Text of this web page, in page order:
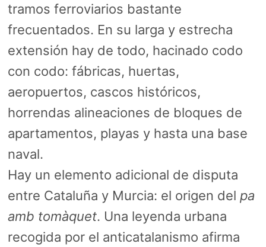
tramos ferroviarios bastante
frecuentados. En su larga y estrecha
extensión hay de todo, hacinado codo
con codo: fábricas, huertas,
aeropuertos, cascos históricos,
horrendas alineaciones de bloques de
apartamentos, playas y hasta una base
naval.
Hay un elemento adicional de disputa
entre Cataluña y Murcia: el origen del pa
amb tomàquet. Una leyenda urbana
recogida por el anticatalanismo afirma